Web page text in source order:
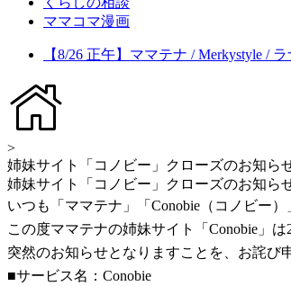
ママコマ漫画
【8/26 正午】ママテナ / Merkystyle /
>
姉妹サイト「コノビー」クローズのお知ら
姉妹サイト「コノビー」クローズのお知ら
いつも「ママテナ」「Conobie（コノビー
この度ママテナの姉妹サイト「Conobie」
突然のお知らせとなりますことを、お詫び
■サービス名：Conobie